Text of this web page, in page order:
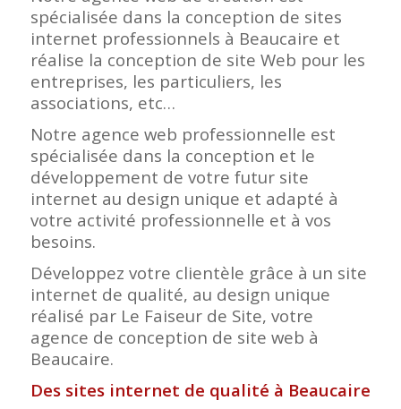
spécialisée dans la conception de sites
internet professionnels à Beaucaire et
réalise la conception de site Web pour les
entreprises, les particuliers, les
associations, etc…
Notre agence web professionnelle est
spécialisée dans la conception et le
développement de votre futur site
internet au design unique et adapté à
votre activité professionnelle et à vos
besoins.
Développez votre clientèle grâce à un site
internet de qualité, au design unique
réalisé par Le Faiseur de Site, votre
agence de conception de site web à
Beaucaire.
Des sites internet de qualité à Beaucaire